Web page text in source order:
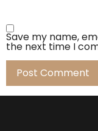
Save my name,
the next time I